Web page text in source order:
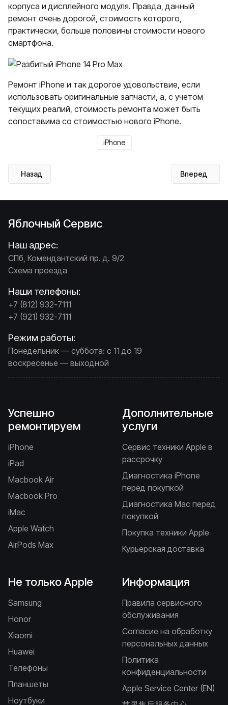
корпуса и дисплейного модуля. Правда, данный
ремонт очень дорогой, стоимость которого,
практически, больше половины стоимости нового
смартфона.
Ремонт iPhone и так дорогое удовольствие, если
использовать оригинальные запчасти, а, с учетом
текущих реалий, стоимость ремонта может быть
сопоставима со стоимостью нового iPhone.
iPhone
Предыдущий: Установка последней macOS Sonoma на
Назад Следующий:
Вперед
Яблочный Сервис
Наш адрес:
СПб, Комендантский пр. д. 9/2
Схема проезда
Наши телефоны:
+7 (812) 932-7111
+7 (921) 932-7111
Режим работы:
Понедельник — суббота: с 11 до 19
воскресенье — выходной
Успешно
ремонтируем
iPhone
iPad
Macbook Air
Macbook Pro
iMac
Apple Watch
AirPods Max
Дополнительные
услуги
Сервис техники Apple в
рассрочку
Диагностика iPhone
перед покупкой
Диагностика Mac перед
покупкой
Покупка техники Apple
Курьерская доставка
Не только Apple
Samsung
Honor
Xiaomi
Huawei
Телефоны
Планшеты
Ноутбуки
Информация
Правила сервисного
обслуживания
Согласие на обработку
персональных данных
Политика
конфиденциальности
Apple Service Center (EN)